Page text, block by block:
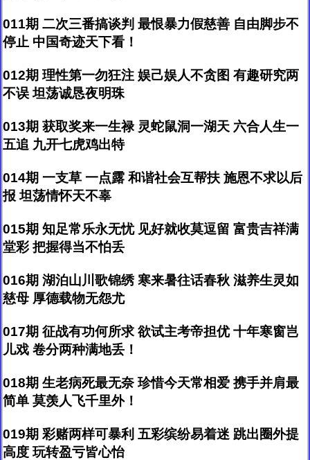
011期 二次三番搞谈判 最恨暴力假慈善 自由脚步不
停止 中国奇迹天下看！
012期 理性第一勿狂注 娱己娱人不贪图 有趣研究两
不误 坦荡诚恳夜明珠
013期 获取奖来一生禄 灵蛇鼠洞一湖天 六合人生一
五追 九开七虎鸡出特
014期 一支草 一点露 和谐社会互帮扶 施恩不求以后
报 坦荡情怀天不辜
015期 知足常乐永无忧 见好就收莫逗留 富贵吉祥满
堂彩 把握得当不怕丢
016期 湖泊山川歌锦绣 寒来暑往话春秋 滋养生灵如
慈母 厚德载物无怨尤
017期 征战有功何所求 欲试主考帝担优 十年寒窗岂
儿戏 卷分两种满地丢！
018期 生老病死最无奈 珍惜今天常相爱 携手并肩最
简单 莫羡人飞千里外！
019期 彩赌两样可暴利 五彩缤纷易着迷 跳出圈外提
高度 玩转盈亏皆心怡